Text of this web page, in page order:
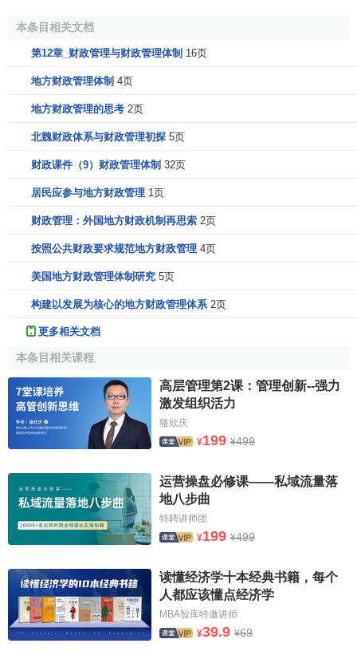
策制定权，用以调动各级政权和财政组织当地经济发展和增
收节支的积极性。
(二)政权、事权、财权相结合，责权利相统一原则
坚持”三权”相结合，责权利相统一原则，就是在划分地方
各级政权。政府与企业，事业单位
根据各级政权的设置．事仅的大小、担负的任务，划给一定
自的职能，分享应得的利益。政权、财权、事仪、
，权利、利益等诸方面是相互联系、相互制约，不可分割
作为保证：有了财权．就要承担责任：责任又与
钩，形成激励机制．推动地方财政
因此，在设计地方各级财政管理体制时，必须坚持各级
政府、各有关部门和企业，事业巾位都有责、有权、有利
益，权责分明，各有其权，各负其责、各尽义务的原则，把
支出数量、财权大小、
经济利益多少紧密结合起来，使乡
镇，县(区、市)、市、省(直辖市，自治区、单列市)各级政府
既关心本级的收入，也关心上一级的收入；使企业事业单位
既关心企业经营成果、事业经费节支情况，职工与
忧，以调动各方面组织增收节支、发展生产的积极性，保证
国家和地方财政任务的完成。
(三)与国家政治、经济、财政体制相一致原则
国家财政管理体制是整个经济管理和政治管理体制的有
机组成部分，各个地方的财政管理体制又是国家财政管理体
制的一个组成部分。国家政治体制、经渺制的基本模式是决
定财政体制集中与分散程度的基础。无论是统收统支
本条目相关文档
第12章_财政管理与财政管理体制 16页
地方财政管理体制 4页
地方财政管理的思考 2页
北魏财政体系与财政管理初探 5页
财政课件（9）财政管理体制 32页
居民应参与地方财政管理 1页
财政管理：外国地方财政机制再思索 2页
按照公共财政要求规范地方财政管理 4页
美国地方财政管理体制研究 5页
构建以发展为核心的地方财政管理体系 2页
更多相关文档
本条目相关课程
高层管理第2课：管理创新--强力
激发组织活力
骆欣庆
¥199 ¥499
运营操盘必修课——私域流量落
地八步曲
特聘讲师团
¥199 ¥499
读懂经济学十本经典书籍，每个
人都应该懂点经济学
MBA智库特邀讲师
¥39.9 ¥69